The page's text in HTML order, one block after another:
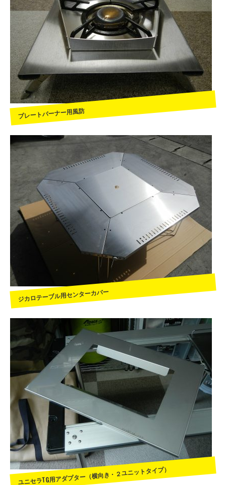
プレートバーナー用風防
ジカロテーブル用センターカバー
ユニセラTG用アダプター（横向き・２ユニットタイプ）